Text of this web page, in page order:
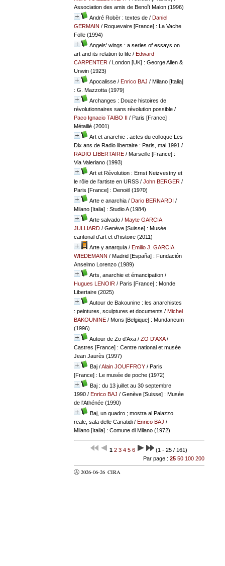
Association des amis de Benoît Malon (1996)
André Robèr : textes de/ Daniel
GERMAIN / Roquevaire [France] : La Vache
Folle (1994)
Angels' wings : a series of essays on
art and its relation to life/ Edward
CARPENTER/ London [UK] : George Allen &
Unwin (1923)
Apocalisse/ Enrico BAJ / Milano [Italia]
: G. Mazzotta (1979)
Archanges : Douze histoires de
révolutionnaires sans révolution possible/
Paco Ignacio TAIBO II / Paris [France] :
Métailié (2001)
Art et anarchie : actes du colloque Les
Dix ans de Radio libertaire : Paris, mai 1991 /
RADIO LIBERTAIRE/ Marseille [France] :
Via Valeriano (1993)
Art et Révolution : Ernst Neizvestny et
le rôle de l'artiste en URSS/ John BERGER/
Paris [France] : Denoël (1970)
Arte e anarchia/ Dario BERNARDI /
Milano [Italia] : Studio A (1984)
Arte salvado/ Mayte GARCIA
JULLIARD/ Genève [Suisse] : Musée
cantonal d'art et d'histoire (2011)
Arte y anarquía/ Emilio J. GARCIA
WIEDEMANN / Madrid [España] : Fundación
Anselmo Lorenzo (1989)
Arts, anarchie et émancipation/
Hugues LENOIR/ Paris [France] : Monde
Libertaire (2025)
Autour de Bakounine : les anarchistes
: peintures, sculptures et documents / Michel
BAKOUNINE/ Mons [Belgique] : Mundaneum
(1996)
Autour de Zo d'Axa/ ZO D'AXA/
Castres [France] : Centre national et musée
Jean Jaurès (1997)
Baj/Alain JOUFFROY/ Paris
[France] : Le musée de poche (1972)
Baj : du 13 juillet au 30 septembre
1990/ Enrico BAJ / Genève [Suisse] : Musée
de l'Athénée (1990)
Baj, un quadro ; mostra al Palazzo
reale, sala delle Cariatidi/ Enrico BAJ /
Milano [Italia] : Comune di Milano (1972)
1 2 3 4 5 6
(1 - 25 / 161)
Par page : 25 50 100 200
Ⓐ 2026-06-26 CIRA